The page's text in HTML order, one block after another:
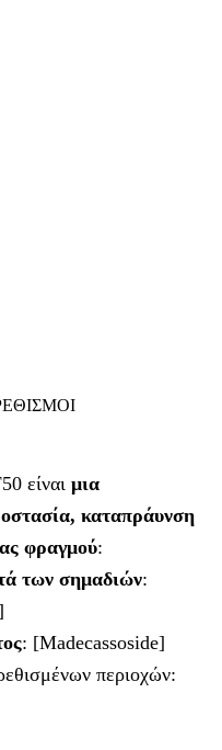
είναι μια
καταπράυνση
φραγμού:
των σημαδιών:
: [Madecassoside]
περιοχών: